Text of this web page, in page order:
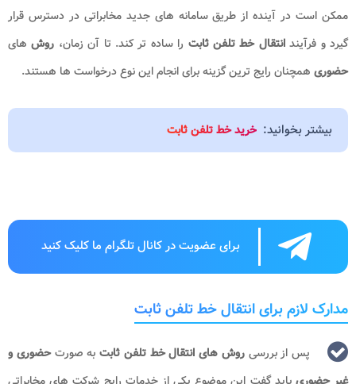
ممکن است در آینده از طریق سامانه های جدید مخابراتی در دسترس قرار
گیرد و فرآیندانتقال خط تلفن ثابت را ساده تر کند. تا آن زمان، روش های
حضوری همچنان رایج ترین گزینه برای انجام این نوع درخواست ها هستند.
بیشتر بخوانید: خرید خط تلفن ثابت
برای عضویت در کانال تلگرام ما کلیک کنید
مدارک لازم برای انتقال خط تلفن ثابت
پس از بررسیروش های انتقال خط تلفن ثابت به صورتحضوری و
غیر حضوری باید گفت این موضوع یکی از خدمات رایج شرکت ‌های مخابراتی